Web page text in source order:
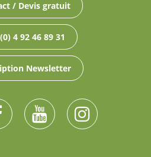
/ Devis gratuit
4 92 46 89 31
Newsletter